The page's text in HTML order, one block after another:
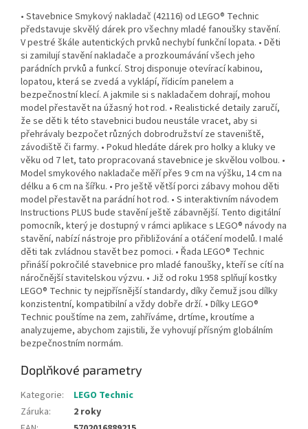
• Stavebnice Smykový nakladač (42116) od LEGO® Technic
představuje skvělý dárek pro všechny mladé fanoušky stavění.
V pestré škále autentických prvků nechybí funkční lopata. • Děti
si zamilují stavění nakladače a prozkoumávání všech jeho
parádních prvků a funkcí. Stroj disponuje otevírací kabinou,
lopatou, která se zvedá a vyklápí, řídicím panelem a
bezpečnostní klecí. A jakmile si s nakladačem dohrají, mohou
model přestavět na úžasný hot rod. • Realistické detaily zaručí,
že se děti k této stavebnici budou neustále vracet, aby si
přehrávaly bezpočet různých dobrodružství ze staveniště,
závodiště či farmy. • Pokud hledáte dárek pro holky a kluky ve
věku od 7 let, tato propracovaná stavebnice je skvělou volbou. •
Model smykového nakladače měří přes 9 cm na výšku, 14 cm na
délku a 6 cm na šířku. • Pro ještě větší porci zábavy mohou děti
model přestavět na parádní hot rod. • S interaktivním návodem
Instructions PLUS bude stavění ještě zábavnější. Tento digitální
pomocník, který je dostupný v rámci aplikace s LEGO® návody na
stavění, nabízí nástroje pro přibližování a otáčení modelů. I malé
děti tak zvládnou stavět bez pomoci. • Řada LEGO® Technic
přináší pokročilé stavebnice pro mladé fanoušky, kteří se cítí na
náročnější stavitelskou výzvu. • Již od roku 1958 splňují kostky
LEGO® Technic ty nejpřísnější standardy, díky čemuž jsou dílky
konzistentní, kompatibilní a vždy dobře drží. • Dílky LEGO®
Technic pouštíme na zem, zahříváme, drtíme, kroutíme a
analyzujeme, abychom zajistili, že vyhovují přísným globálním
bezpečnostním normám.
Doplňkové parametry
Kategorie:
LEGO Technic
Záruka:
2 roky